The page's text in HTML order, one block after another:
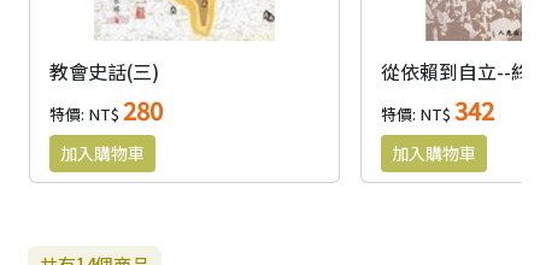
教會史話(三)
特價: NT$280 特價: NT$342